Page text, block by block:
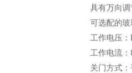
具有万向
可选配的
工作电压
工作电流
关门方式